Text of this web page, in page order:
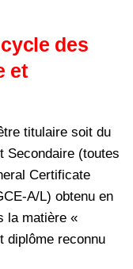
des
et
titulaire soit du
Secondaire (toutes
Certificate
A/L) obtenu en
la matière «
diplôme reconnu